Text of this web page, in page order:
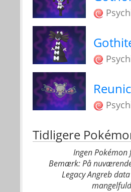
Tidligere
Ingen Pokémon
Bemærk: På
Legacy Angreb